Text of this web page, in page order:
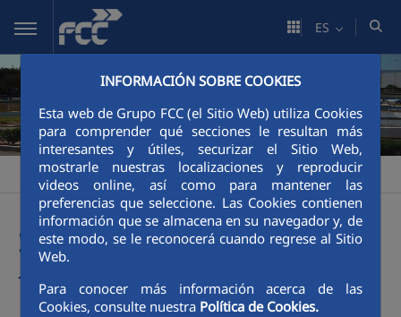
Saltar al contenido principal
INFORMACIÓN SOBRE COOKIES
Esta web de Grupo FCC (el Sitio Web) utiliza Cookies
para comprender qué secciones le resultan más
interesantes y útiles, securizar el Sitio Web,
mostrarle nuestras localizaciones y reproducir
videos online, así como para mantener las
preferencias que seleccione. Las Cookies contienen
información que se almacena en su navegador y, de
este modo, se le reconocerá cuando regrese al Sitio
Web.
Para conocer más información acerca de las
Cookies, consulte nuestra Política de Cookies.
ES
Aqualia
FCC >Agua
Soluciones en todas las
fases del ciclo del agua